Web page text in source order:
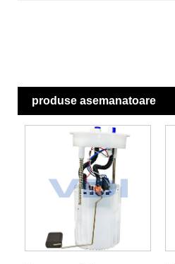
produse asemanatoare